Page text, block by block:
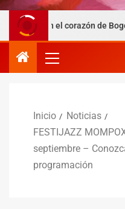
el corazón de Bogotá
Inicio
Noticias
FESTIJAZZ
septiembre –
programación